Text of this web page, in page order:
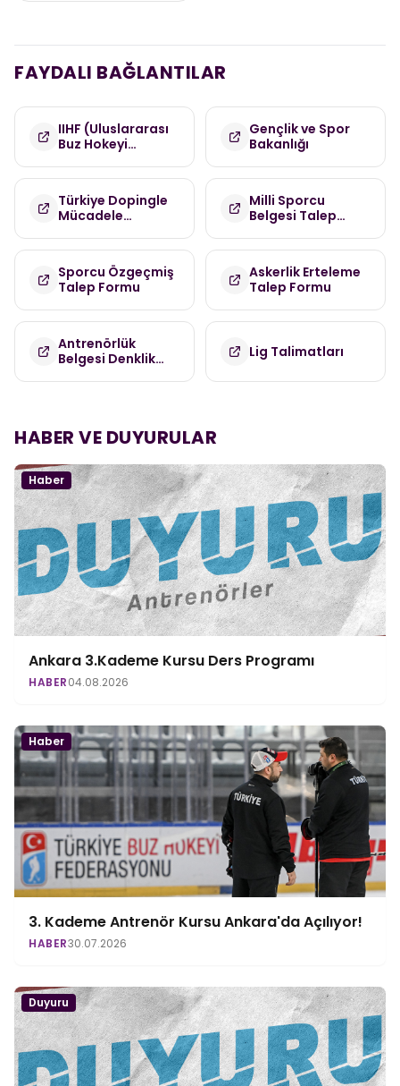
FAYDALI BAĞLANTILAR
IIHF (Uluslararası
Buz Hokeyi
Gençlik ve Spor
Bakanlığı
Türkiye Dopingle
Mücadele
(TDMK)
Milli Sporcu
Belgesi Talep
Sporcu Özgeçmiş
Talep Formu
Askerlik Erteleme
Talep Formu
Antrenörlük
Belgesi Denklik
Lig Talimatları
HABER VE DUYURULAR
Haber
Ankara 3.Kademe Kursu Ders Programı
HABER04.08.2026
Haber
3. Kademe Antrenör Kursu Ankara'da Açılıyor!
HABER30.07.2026
Duyuru